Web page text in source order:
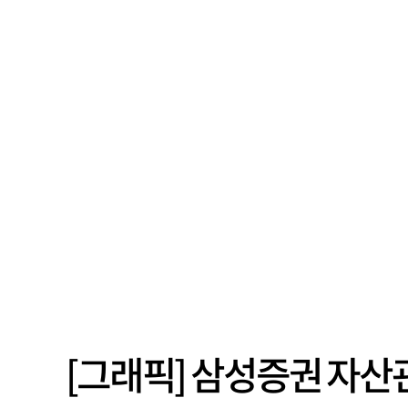
[그래픽] 삼성증권 자산